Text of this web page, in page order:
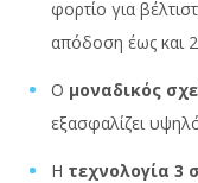
φορτίο για
απόδοση έως και
Ο μοναδικός
εξασφαλίζει
Η τεχνολογία 3